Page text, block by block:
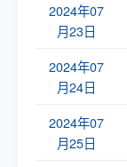
2024年07
月23日
2024年07
月24日
2024年07
月25日